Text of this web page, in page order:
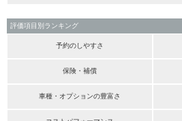
評価項目別ランキング
予約のしやすさ
保険・補償
車種・オプションの豊富さ